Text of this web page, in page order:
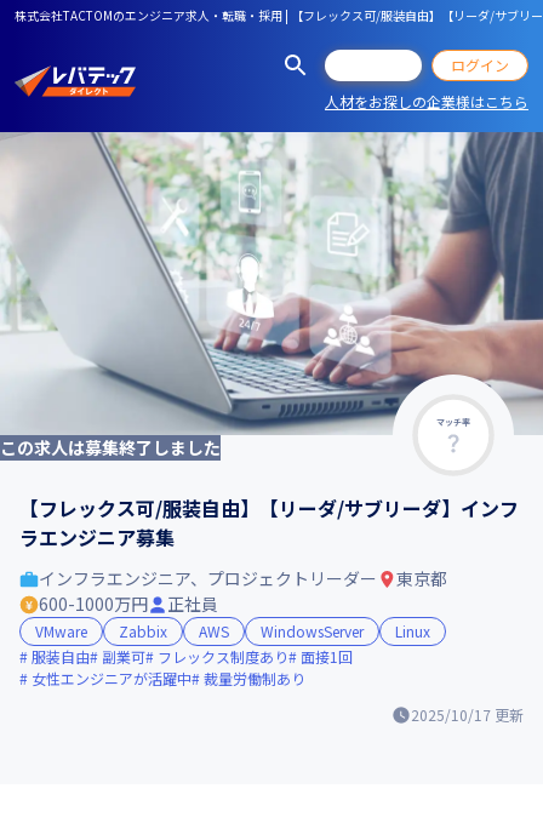
株式会社TACTOMのエンジニア求人・転職・採用 | 【フレックス可/服装自由】【リーダ/サブリ
ログイン
人材をお探しの企業様はこちら
マッチ率
この求人は募集終了しました
【フレックス可/服装自由】【リーダ/サブリーダ】インフ
ラエンジニア募集
2025/10/17 更新
インフラエンジニア、プロジェクトリーダー
東京都
600-1000万円
正社員
VMware Zabbix AWS WindowsServer
Linux
服装自由
副業可 フレックス制度あり
面接1回
女性エンジニアが活躍中
裁量労働制あり